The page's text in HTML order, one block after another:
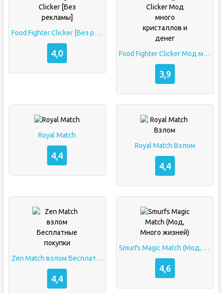
Food Fighter Clicker [Без рекламы]
4,0 Food Fighter Clicker Мод много кристаллов и денег
3,9
Royal Match
4,4
Royal Match Взлом
4,4
Zen Match взлом Бесплатные покупки
4,4
Smurfs Magic Match (Мод, Много жизней)
4,6